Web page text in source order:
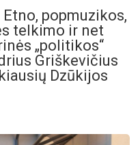
popmuzikos,
telkimo ir net
„politikos“
Griškevičius
Dzūkijos